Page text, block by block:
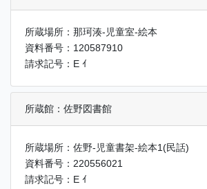
所蔵場所：那珂湊-児童室-絵本
資料番号：120587910
請求記号：E ｲ
所蔵館：佐野図書館
所蔵場所：佐野-児童書架-絵本1(民話)
資料番号：220556021
請求記号：E ｲ